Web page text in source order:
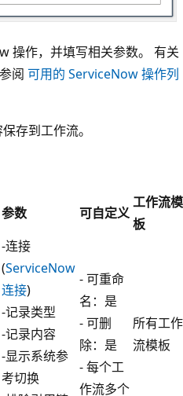
操作，并填写相关参数。 有关
阅 可用的 ServiceNow 操作列
存到工作流。
参数 可自定义
工作流模
板
-连接
(ServiceNow
连接)
-记录类型
-记录内容
-显示系统参
考切换
- 可重命
名：是
- 可删
除：是
- 每个工
作流多个
所有工作
流模板